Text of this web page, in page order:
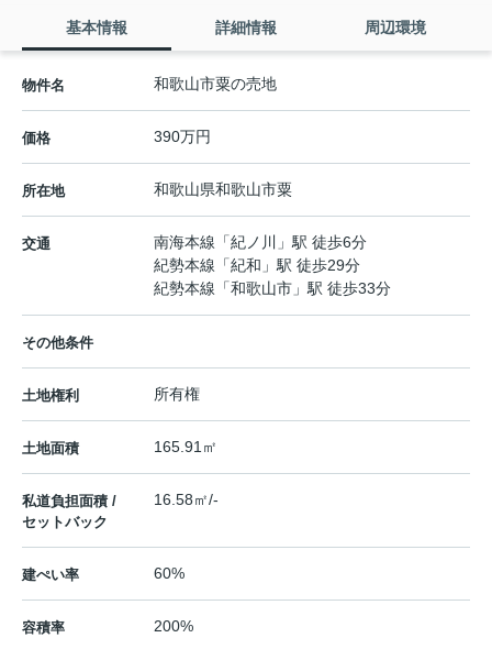
基本情報 詳細情報 周辺環境
物件名 和歌山市粟の売地
価格 390万円
所在地 和歌山県和歌山市粟
交通 南海本線 「紀ノ川
」駅 徒歩6分
紀勢本線 「紀和 」駅 徒歩29分
紀勢本線 「和歌山市 」駅 徒歩33分
その他条件
土地権利 所有権
土地面積 165.91㎡
私道負担面積 /
セットバック
16.58㎡/-
建ぺい率 60%
容積率 200%